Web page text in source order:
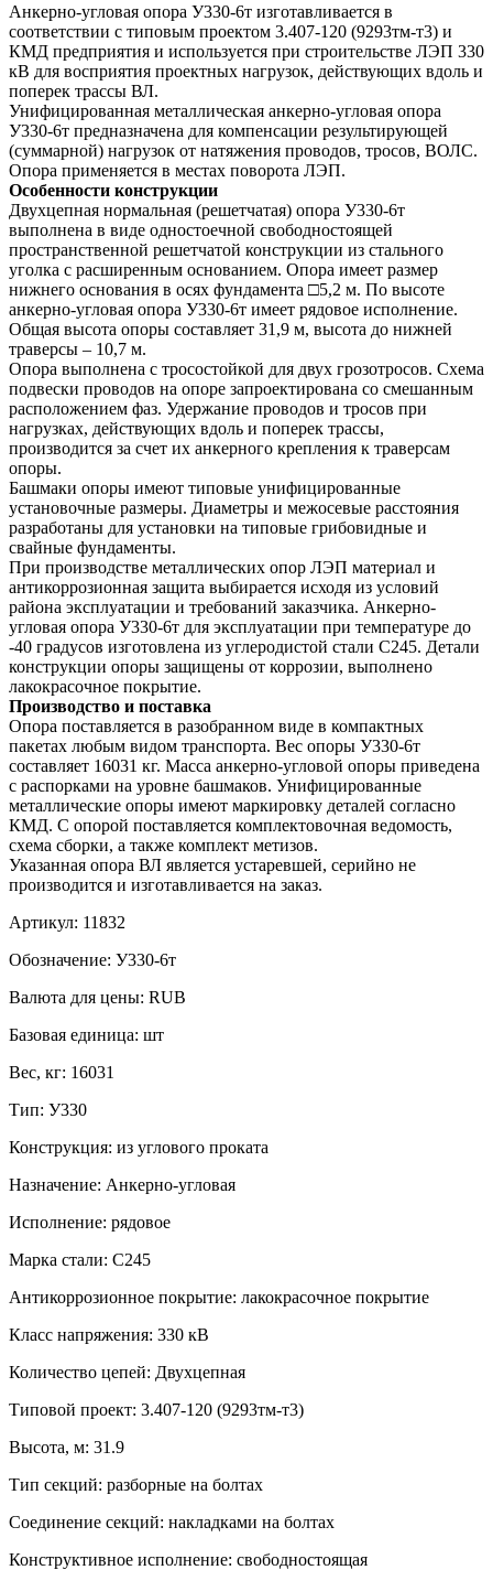
Анкерно-угловая опора У330-6т изготавливается в
соответствии с типовым проектом 3.407-120 (9293тм-т3) и
КМД предприятия и используется при строительстве ЛЭП 330
кВ для восприятия проектных нагрузок, действующих вдоль и
поперек трассы ВЛ.
Унифицированная металлическая анкерно-угловая опора
У330-6т предназначена для компенсации результирующей
(суммарной) нагрузок от натяжения проводов, тросов, ВОЛС.
Опора применяется в местах поворота ЛЭП.
Особенности конструкции
Двухцепная нормальная (решетчатая) опора У330-6т
выполнена в виде одностоечной свободностоящей
пространственной решетчатой конструкции из стального
уголка с расширенным основанием. Опора имеет размер
нижнего основания в осях фундамента □5,2 м. По высоте
анкерно-угловая опора У330-6т имеет рядовое исполнение.
Общая высота опоры составляет 31,9 м, высота до нижней
траверсы – 10,7 м.
Опора выполнена с тросостойкой для двух грозотросов. Схема
подвески проводов на опоре запроектирована со смешанным
расположением фаз. Удержание проводов и тросов при
нагрузках, действующих вдоль и поперек трассы,
производится за счет их анкерного крепления к траверсам
опоры.
Башмаки опоры имеют типовые унифицированные
установочные размеры. Диаметры и межосевые расстояния
разработаны для установки на типовые грибовидные и
свайные фундаменты.
При производстве металлических опор ЛЭП материал и
антикоррозионная защита выбирается исходя из условий
района эксплуатации и требований заказчика. Анкерно-
угловая опора У330-6т для эксплуатации при температуре до
-40 градусов изготовлена из углеродистой стали С245. Детали
конструкции опоры защищены от коррозии, выполнено
лакокрасочное покрытие.
Производство и поставка
Опора поставляется в разобранном виде в компактных
пакетах любым видом транспорта. Вес опоры У330-6т
составляет 16031 кг. Масса анкерно-угловой опоры приведена
с распорками на уровне башмаков. Унифицированные
металлические опоры имеют маркировку деталей согласно
КМД. С опорой поставляется комплектовочная ведомость,
схема сборки, а также комплект метизов.
Указанная опора ВЛ является устаревшей, серийно не
производится и изготавливается на заказ.
Артикул: 11832
Обозначение: У330-6т
Валюта для цены: RUB
Базовая единица: шт
Вес, кг: 16031
Тип: У330
Конструкция: из углового проката
Назначение: Анкерно-угловая
Исполнение: рядовое
Марка стали: С245
Антикоррозионное покрытие: лакокрасочное покрытие
Класс напряжения: 330 кВ
Количество цепей: Двухцепная
Типовой проект: 3.407-120 (9293тм-т3)
Высота, м: 31.9
Тип секций: разборные на болтах
Соединение секций: накладками на болтах
Конструктивное исполнение: свободностоящая